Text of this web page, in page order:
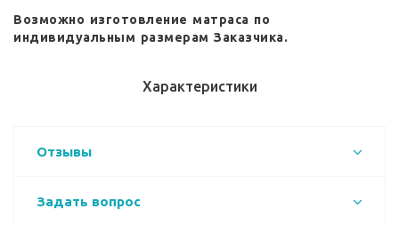
Возможно изготовление матраса по
индивидуальным размерам Заказчика.
Характеристики
Отзывы
Задать вопрос